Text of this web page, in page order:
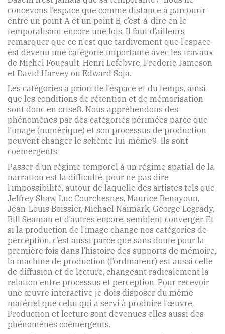
concevons l’espace que comme distance à parcourir
entre un point A et un point B, c’est-à-dire en le
temporalisant encore une fois. Il faut d’ailleurs
remarquer que ce n’est que tardivement que l’espace
est devenu une catégorie importante avec les travaux
de Michel Foucault, Henri Lefebvre, Frederic Jameson
et David Harvey ou Edward Soja.
Les catégories a priori de l’espace et du temps, ainsi
que les conditions de rétention et de mémorisation
sont donc en crise8. Nous appréhendons des
phénomènes par des catégories périmées parce que
l’image (numérique) et son processus de production
peuvent changer le schème lui-même9. Ils sont
coémergents.
Passer d’un régime temporel à un régime spatial de la
narration est la difficulté, pour ne pas dire
l’impossibilité, autour de laquelle des artistes tels que
Jeffrey Shaw, Luc Courchesnes, Maurice Benayoun,
Jean-Louis Boissier, Michael Naimark, George Legrady,
Bill Seaman et d’autres encore, semblent converger. Et
si la production de l’image change nos catégories de
perception, c’est aussi parce que sans doute pour la
première fois dans l’histoire des supports de mémoire,
la machine de production (l’ordinateur) est aussi celle
de diffusion et de lecture, changeant radicalement la
relation entre processus et perception. Pour recevoir
une œuvre interactive je dois disposer du même
matériel que celui qui a servi à produire l’œuvre.
Production et lecture sont devenues elles aussi des
phénomènes coémergents.